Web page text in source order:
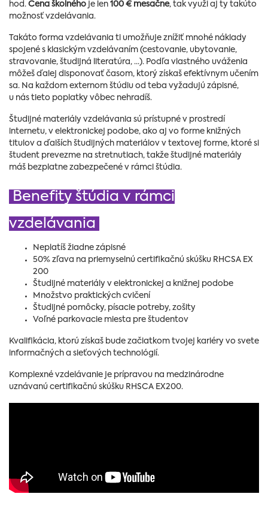
hod. Cena školného je len 100 € mesačne, tak využi aj ty takúto
možnosť vzdelávania.
Takáto forma vzdelávania ti umožňuje znížiť mnohé náklady
spojené s klasickým vzdelávaním (cestovanie, ubytovanie,
stravovanie, študijná literatúra, ...). Podľa vlastného uváženia
môžeš ďalej disponovať časom, ktorý získaš efektívnym učením
sa. Na každom externom štúdiu od teba vyžadujú zápisné,
u nás tieto poplatky vôbec nehradíš.
Študijné materiály vzdelávania sú prístupné v prostredí
internetu, v elektronickej podobe, ako aj vo forme knižných
titulov a ďalších študijných materiálov v textovej forme, ktoré si
študent prevezme na stretnutiach, takže študijné materiály
máš bezplatne zabezpečené v rámci štúdia.
Benefity štúdia v rámci
vzdelávania
Neplatíš žiadne zápisné
50% zľava na priemyselnú certifikačnú skúšku RHCSA EX
200
Študijné materiály v elektronickej a knižnej podobe
Množstvo praktických cvičení
Študijné pomôcky, písacie potreby, zošity
Voľné parkovacie miesta pre študentov
Kvalifikácia, ktorú získaš bude začiatkom tvojej kariéry vo svete
informačných a sieťových technológií.
Komplexné vzdelávanie je prípravou na medzinárodne
uznávanú certifikačnú skúšku RHSCA EX200.